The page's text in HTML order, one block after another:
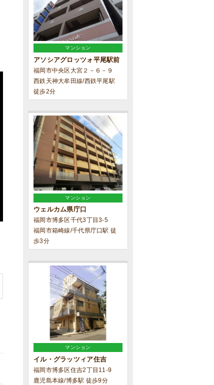
マンション
アソシアグロッツォ平尾駅前
福岡市中央区大宮２－６－９
西鉄天神大牟田線/西鉄平尾駅
徒歩2分
マンション
ウェルカム県庁口
福岡市博多区千代3丁目3-5
福岡市箱崎線/千代県庁口駅 徒
歩3分
マンション
イル・グラッツィア住吉
福岡市博多区住吉2丁目11-9
鹿児島本線/博多駅 徒歩9分